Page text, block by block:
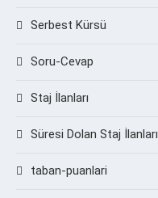
Serbest Kürsü
Soru-Cevap
Staj İlanları
Süresi Dolan Staj İlanları
taban-puanlari